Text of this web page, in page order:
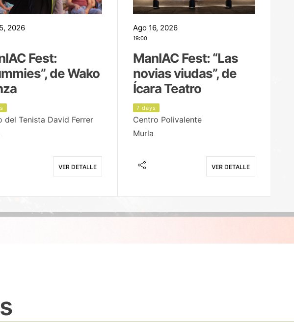
2026
Fest:
de Wako
del Tenista David Ferrer
VER DETALLE
Ago 16, 2026
19:00
ManIAC Fest: “Las
novias viudas”, de
Ícara Teatro
7 days
Centro Polivalente
Murla
VER DETALLE